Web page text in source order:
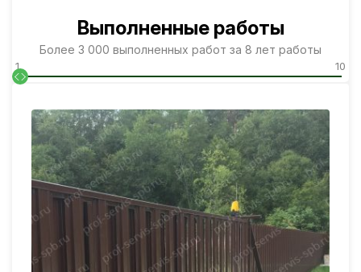
Выполненные работы
Более 3 000 выполненных работ за 8 лет работы
1 10